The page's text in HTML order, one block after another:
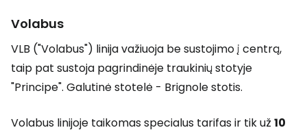
Volabus
VLB ("Volabus") linija važiuoja be sustojimo į centrą,
taip pat sustoja pagrindinėje traukinių stotyje
"Principe". Galutinė stotelė - Brignole stotis.
Volabus linijoje taikomas specialus tarifas ir tik už 10